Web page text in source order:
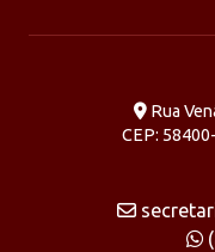
Rua
CEP: